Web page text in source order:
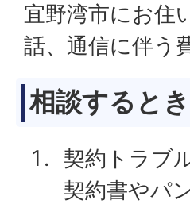
宜野湾市にお住
話、通信に伴う
相談すると
契約トラブ
契約書やパ